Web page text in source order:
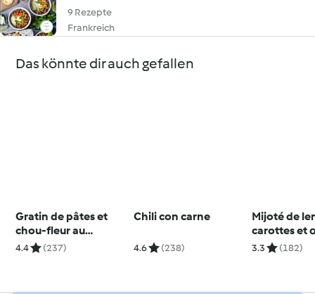
9 Rezepte
Frankreich
Das könnte dir auch gefallen
Gratin de pâtes et
chou-fleur au
fromage
4.4 (237)
Chili con carne
4.6 (238)
Mijoté de
carottes et
mollets
3.3 (182)